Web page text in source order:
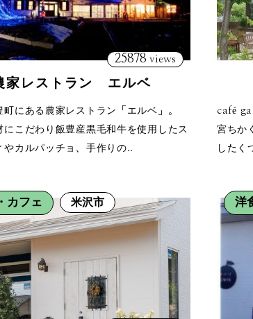
25878 views
家レストラン エルベ
町にある農家レストラン「エルベ」。
にこだわり飯豊産黒毛和牛を使用したス
やカルパッチョ、手作りの..
café
宮ちか
したく
カフェ 米沢市 洋